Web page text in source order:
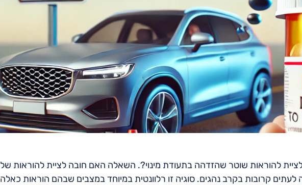
להוראות שוטר שהזדהה בתעודת מינוי?. השאלה האם חובה לציית להוראות של
קרובות בקרב נהגים. סוגיה זו רלוונטית במיוחד במצבים שבהם הוראות כאלה